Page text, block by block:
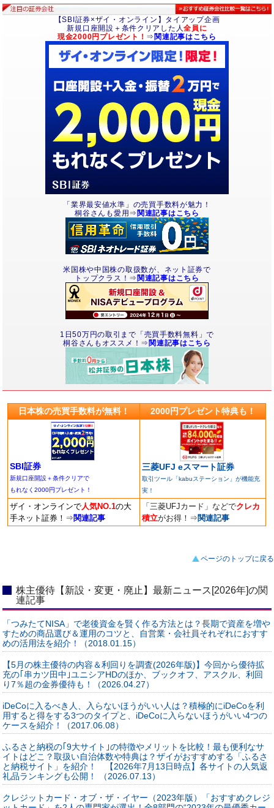
【SBI証券×ザイ・オンライン】タイアップ企画
新規口座開設＋条件クリアした人全員に
現金2000円プレゼント！ ⇒ 関連記事はこちら
「業界最安値水準」の売買手数料が魅力！
桐谷さんも愛用⇒ 関連記事はこちら
米国株や中国株の取扱数が、ネット証券で
トップクラス！⇒ 関連記事はこちら
1日50万円の取引まで「売買手数料無料」で
桐谷さんもオススメ！⇒ 関連記事はこちら
日本株の売買手数料が無料！ 2000円プレゼント特典も！
SBI証券
新規口座開設＋条件クリアで
もれなく2000円プレゼント！
三菱UFJ eスマート証券
取引ツール「kabuステーション」が機能充
実！
ザイ・オンラインで人気NO.1の大
手ネット証券！ ⇒ 関連記事
「三菱UFJカード」などでクレカ
積立がお得！ ⇒ 関連記事
ページのトップに戻る
株主優待【新設・変更・廃止】最新ニュース[2026年]の関
連記事
「つみたてNISA」で老後資金を賢く作る方法とは？長期で資産を増や
すための商品選び＆運用のコツと、自営業・会社員それぞれにおすす
めの活用法を紹介！（2018.01.15）
【5月の株主優待の内容＆利回りを調査(2026年版)】今回から優待拡
充の｢串カツ田中｣ユニシアHDのほか、ブックオフ、アスクル、利回
り7％超の金券優待も！（2026.04.27）
iDeCoに入るべき人、入らないほうがいい人は？積極的にiDeCoを利
用すると得をする3つのタイプと、iDeCoに入らないほうがいい4つの
ケースを紹介！（2017.06.08）
ふるさと納税の｢9大サイト｣の特徴やメリットを比較！最も便利なサ
イトはどこ？取扱い自治体数や特典は？ザイがおすすめする「ふるさ
と納税サイト」を紹介！ 【2026年7月13日時点】各サイトの人気返
礼品ランキングも公開！ （2026.07.13）
クレジットカード・オブ・ザ・イヤー（2023年版）「おすすめクレジ